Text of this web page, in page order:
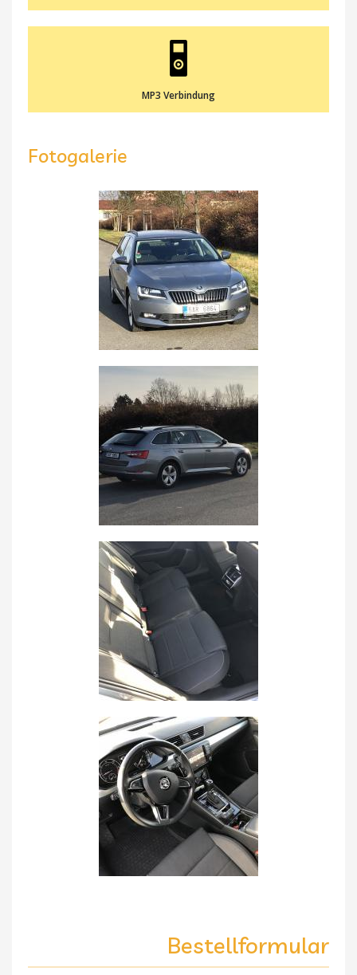
MP3 Verbindung
Fotogalerie
Bestellformular